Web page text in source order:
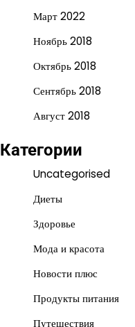
Март 2022
Ноябрь 2018
Октябрь 2018
Сентябрь 2018
Август 2018
Категории
Uncategorised
Диеты
Здоровье
Мода и красота
Новости плюс
Продукты питания
Путешествия